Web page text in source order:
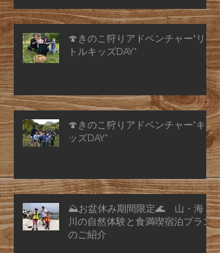
🍄きのこ狩りアドベンチャー"リ
トルキッズDAY"
🍄きのこ狩りアドベンチャー"キ
ッズDAY"
⛰️お盆休み期間限定🌊 山・海・
川の自然体験と食満喫宿泊プラン
のご紹介